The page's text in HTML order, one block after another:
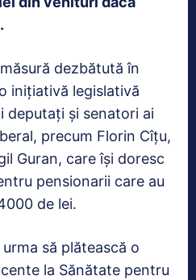
dezbătută în
inițiativă legislativă
deputați și senatori ai
precum Florin Cîțu,
Guran, care își doresc
pensionarii care au
de lei.
să plătească o
la Sănătate pentru